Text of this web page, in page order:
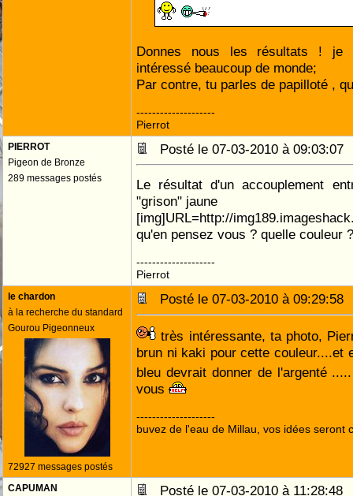
Donnes nous les résultats ! je
intéressé beaucoup de monde;
Par contre, tu parles de papilloté ,
--------------------
Pierrot
PIERROT
Pigeon de Bronze
289 messages postés
Posté le 07-03-2010 à
Le résultat d'un accouplement
"grison" jaune
[img]URL=http://
qu'en pensez vous ? quelle couleur ?
--------------------
Pierrot
le chardon
à la recherche du standard
Gourou Pigeonneux
72927 messages postés
Posté le 07-03-2010 à
très intéressante, ta photo,
brun ni kaki pour cette couleur....et
bleu devrait donner de l'argenté
vous
--------------------
buvez de l'eau de Millau, vos idées seront
CAPUMAN
Posté le 07-03-2010 à